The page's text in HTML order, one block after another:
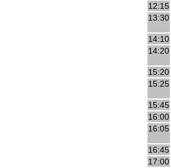
12:15
13:30
14:10
14:20
15:20
15:25
15:45
16:00
16:05
16:45
17:00